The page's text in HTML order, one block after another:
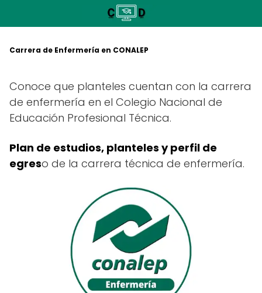
Carrera de Enfermería en CONALEP
Conoce que planteles cuentan con la carrera
de enfermería en el Colegio Nacional de
Educación Profesional Técnica.
Plan de estudios, planteles y perfil de
egreso de la carrera técnica de enfermería.